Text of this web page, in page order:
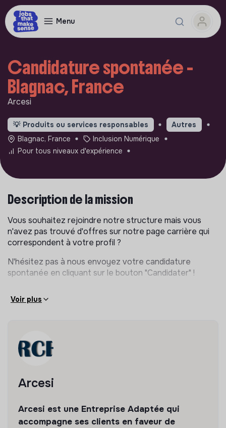
Menu
Candidature spontanée -
Blagnac, France
Arcesi
💡 Produits ou services responsables
Autres
Blagnac, France
Inclusion Numérique
Pour tous niveaux d'expérience
Description de la mission
Vous souhaitez rejoindre notre structure mais vous
n'avez pas trouvé d'offres sur notre page carrière qui
correspondent à votre profil ?
N'hésitez pas à nous envoyez votre candidature
spontanée en cliquant sur le bouton "Candidater" !
Voir plus
Arcesi
Arcesi est une Entreprise Adaptée qui
accompagne ses clients en faveur de